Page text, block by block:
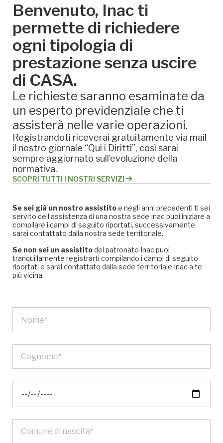
Benvenuto, Inac ti
permette di richiedere
ogni tipologia di
prestazione senza uscire
di CASA.
Le richieste saranno esaminate da
un esperto previdenziale che ti
assisterà nelle varie operazioni.
Registrandoti riceverai gratuitamente via mail
il nostro giornale “Qui i Diritti”, così sarai
sempre aggiornato sull’evoluzione della
normativa.
SCOPRI TUTTI I NOSTRI SERVIZI
Se sei già un nostro assistitoe negli anni precedenti ti sei
servito dell’assistenza di una nostra sede Inac puoi iniziare a
compilare i campi di seguito riportati, successivamente
sarai contattato dalla nostra sede territoriale.
Se non sei un assistitodel patronato Inac puoi
tranquillamente registrarti compilando i campi di seguito
riportati e sarai contattato dalla sede territoriale Inac a te
più vicina.